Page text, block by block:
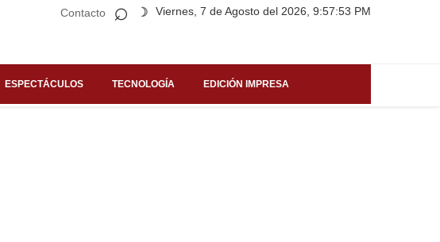
Contacto Viernes, 7 de Agosto del 2026, 9:57:53 PM
⌕ ☽
ESPECTÁCULOS TECNOLOGÍA EDICIÓN IMPRESA